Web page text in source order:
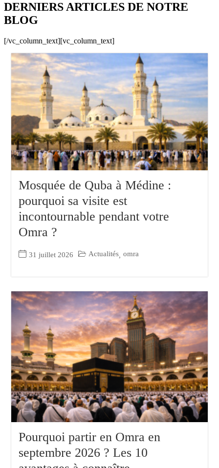
DERNIERS ARTICLES DE NOTRE
BLOG
[/vc_column_text][vc_column_text]
Mosquée de Quba à Médine :
pourquoi sa visite est
incontournable pendant votre
Omra ?
31 juillet 2026 Actualités, omra
Pourquoi partir en Omra en
septembre 2026 ? Les 10